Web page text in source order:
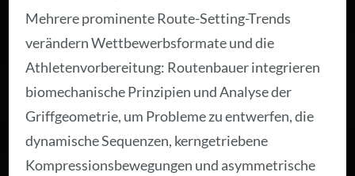
Mehrere prominente Route-Setting-Trends
verändern Wettbewerbsformate und die
Athletenvorbereitung: Routenbauer integrieren
biomechanische Prinzipien und Analyse der
Griffgeometrie, um Probleme zu entwerfen, die
dynamische Sequenzen, kerngetriebene
Kompressionsbewegungen und asymmetrische